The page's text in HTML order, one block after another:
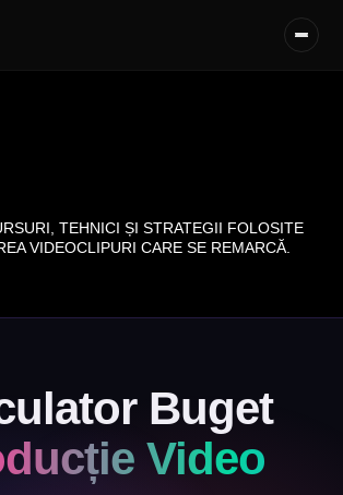
TEHNICI ȘI STRATEGII FOLOSITE
VIDEOCLIPURI CARE SE REMARCĂ.
Buget
Video